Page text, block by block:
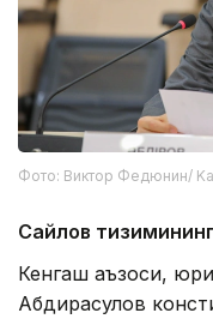
Фото: Виктор Федюнин/
Сайлов
Кенгаш аъзоси,
Абдирасулов